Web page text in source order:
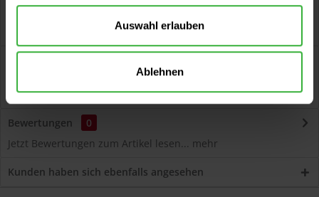
Auswahl erlauben
Ablehnen
Cetol BL Decor (090 Sommerblau) Dekorative,
umweltschonende Dünnschichtlasur für die...mehr
Bewertungen
0
Jetzt Bewertungen zum Artikel lesen... mehr
Kunden haben sich ebenfalls angesehen